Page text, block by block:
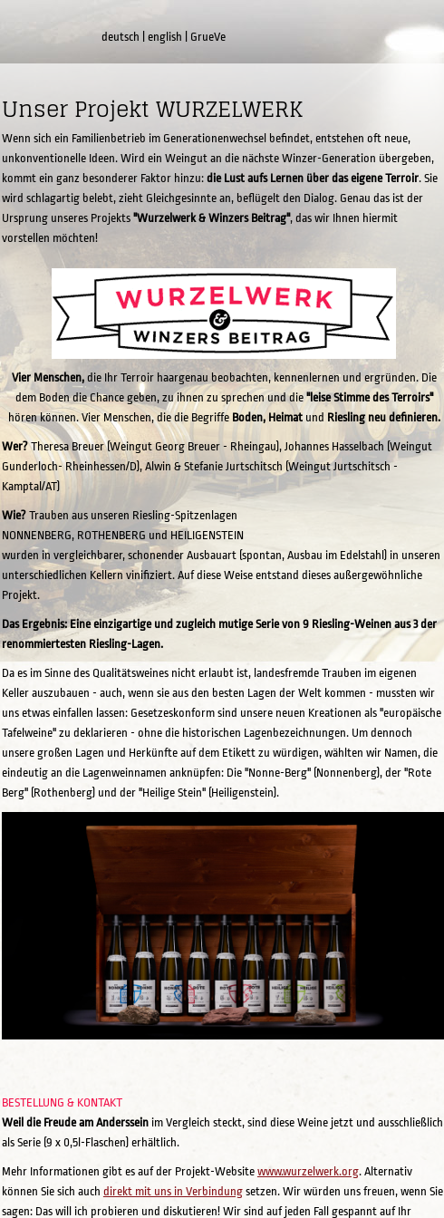
deutsch english GrueVe
Unser Projekt WURZELWERK
Wenn sich ein Familienbetrieb im Generationenwechsel befindet, entstehen oft neue,
unkonventionelle Ideen. Wird ein Weingut an die nächste Winzer-Generation übergeben,
kommt ein ganz besonderer Faktor hinzu: die Lust aufs Lernen über das eigene Terroir. Sie
wird schlagartig belebt, zieht Gleichgesinnte an, beflügelt den Dialog. Genau das ist der
Ursprung unseres Projekts "Wurzelwerk & Winzers Beitrag", das wir Ihnen hiermit
vorstellen möchten!
Vier Menschen,die Ihr Terroir haargenau beobachten, kennenlernen und ergründen. Die
dem Boden die Chance geben, zu ihnen zu sprechen und die "leise Stimme des Terroirs"
hören können. Vier Menschen, die die Begriffe Boden, Heimatund Riesling neu definieren.
Wer?Theresa Breuer (Weingut Georg Breuer - Rheingau), Johannes Hasselbach (Weingut
Gunderloch- Rheinhessen/D), Alwin & Stefanie Jurtschitsch (Weingut Jurtschitsch -
Kamptal/AT)
Wie?Trauben aus unseren Riesling-Spitzenlagen
NONNENBERG, ROTHENBERG und HEILIGENSTEIN
wurden in vergleichbarer, schonender Ausbauart (spontan, Ausbau im Edelstahl) in unseren
unterschiedlichen Kellern vinifiziert. Auf diese Weise entstand dieses außergewöhnliche
Projekt.
Das Ergebnis: Eine einzigartige und zugleich mutige Serie von 9 Riesling-Weinen aus 3 der
renommiertesten Riesling-Lagen.
Da es im Sinne des Qualitätsweines nicht erlaubt ist, landesfremde Trauben im eigenen
Keller auszubauen - auch, wenn sie aus den besten Lagen der Welt kommen - mussten wir
uns etwas einfallen lassen: Gesetzeskonform sind unsere neuen Kreationen als "europäische
Tafelweine" zu deklarieren - ohne die historischen Lagenbezeichnungen. Um dennoch
unsere großen Lagen und Herkünfte auf dem Etikett zu würdigen, wählten wir Namen, die
eindeutig an die Lagenweinnamen anknüpfen: Die "Nonne-Berg" (Nonnenberg), der "Rote
Berg" (Rothenberg) und der "Heilige Stein" (Heiligenstein).
BESTELLUNG & KONTAKT
Weil die Freude am Andersseinim Vergleich steckt, sind diese Weine jetzt und ausschließlich
als Serie (9 x 0,5l-Flaschen) erhältlich.
Mehr Informationen gibt es auf der Projekt-Website www.wurzelwerk.org. Alternativ
können Sie sich auch direkt mit uns in Verbindungsetzen. Wir würden uns freuen, wenn Sie
sagen: Das will ich probieren und diskutieren! Wir sind auf jeden Fall gespannt auf Ihr